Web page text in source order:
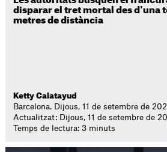
disparar el tret mortal des d'una
metres de distància
Ketty Calatayud
Barcelona. Dijous, 11 de setembre de
Actualitzat: Dijous, 11 de setembre de
Temps de lectura: 3 minuts